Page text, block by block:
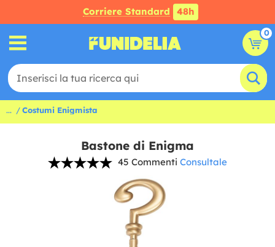
Corriere Standard 48h
0
... Costumi Enigmista
Bastone di Enigma
45 Commenti Consultale